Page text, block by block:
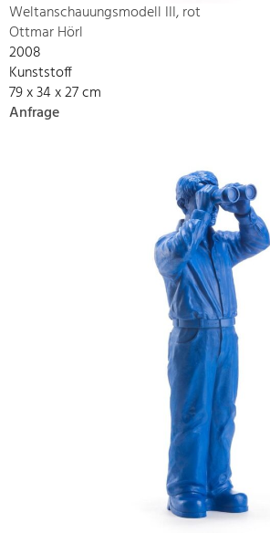
Weltanschauungsmodell III, rot
Ottmar Hörl
2008
Kunststoff
79 x 34 x 27 cm
Anfrage